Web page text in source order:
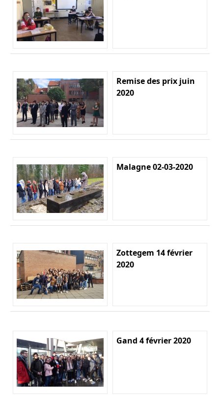
Remise des prix juin
2020
Malagne 02-03-2020
Zottegem 14 février
2020
Gand 4 février 2020